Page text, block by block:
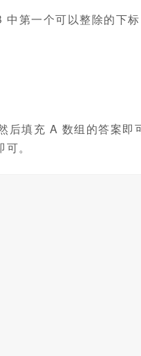
第一个可以整除的下
后填充 A 数组的答案即
。